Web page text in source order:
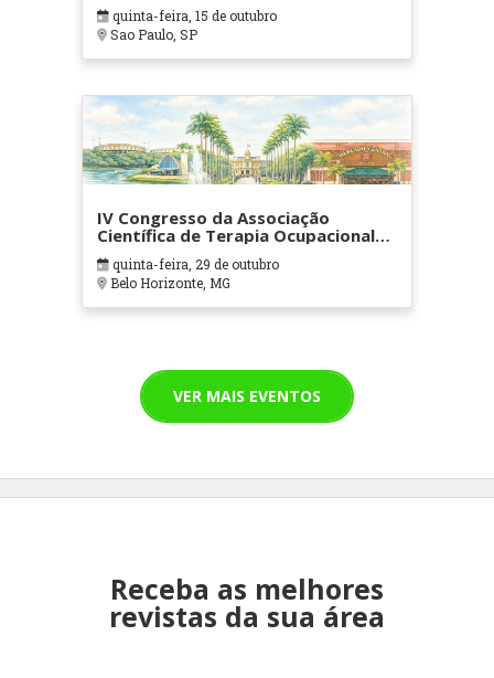
quinta-feira, 15 de outubro
Sao Paulo, SP
IV Congresso da Associação
Científica de Terapia Ocupacional
em Contextos Hospitalares e
Cuidados Paliativos - ATOHOSP
quinta-feira, 29 de outubro
Belo Horizonte, MG
VER MAIS EVENTOS
Receba as melhores
revistas da sua área